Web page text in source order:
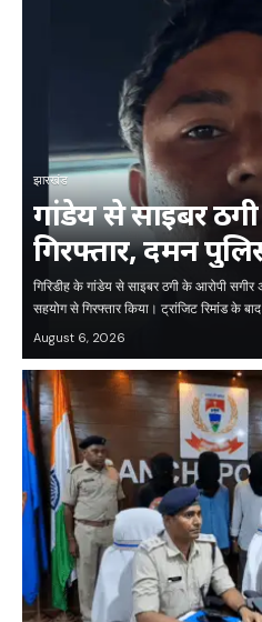
झारखंड
गांडेय से साइबर
गिरफ्तार, दमन
पुलिस की मदद से की
गिरिडीह के गांडेय से साइबर ठगी के आरोपी
सहयोग से गिरफ्तार किया। ट्रांजिट रिमांड के
August 6, 2026